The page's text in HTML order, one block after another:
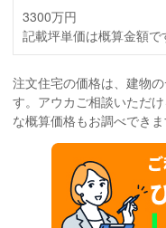
3300万円
記載坪単価は概算金額で
注文住宅の価格は、建物
す。アウカご相談いただ
な概算価格もお調べでき